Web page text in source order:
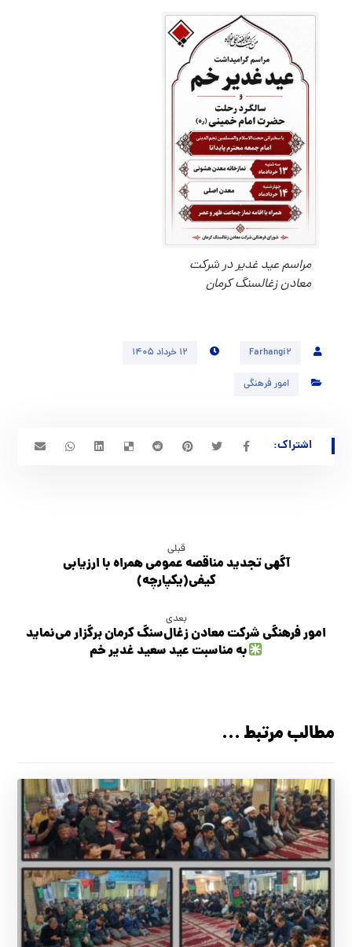
مراسم عيد غدير در شركت
معادن زغالسنگ كرمان
Farhangi2 ۱۲ خرداد ۱۴۰۵
امور فرهنگی
قبلی
آگهي تجديد مناقصه عمومی همراه با ارزیابی
کیفی(یکپارچه)
بعدی
امور فرهنگی شرکت معادن زغال‌سنگ کرمان برگزار می‌نماید
به مناسبت عید سعید غدیر خم
مطالب مرتبط ...